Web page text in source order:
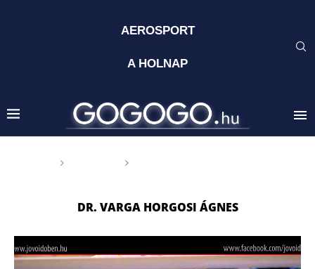
AEROSPORT
A HOLNAP
DR. VARGA HORGOSI ÁGNES